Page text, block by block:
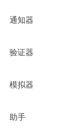
通知器
验证器
模拟器
助手